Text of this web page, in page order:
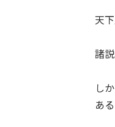
天
諸
し
あ